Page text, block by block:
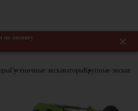
по лизингу
Гусеничные экскаваторы Крупные